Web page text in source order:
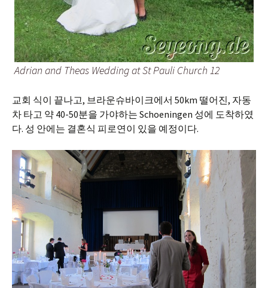
Adrian and Theas Wedding at St Pauli Church 12
교회 식이 끝나고, 브라운슈바이크에서 50km 떨어진, 자동
차 타고 약 40-50분을 가야하는 Schoeningen 성에 도착하였
다. 성 안에는 결혼식 피로연이 있을 예정이다.